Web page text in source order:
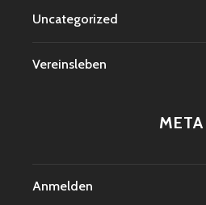
Uncategorized
Vereinsleben
META
Anmelden